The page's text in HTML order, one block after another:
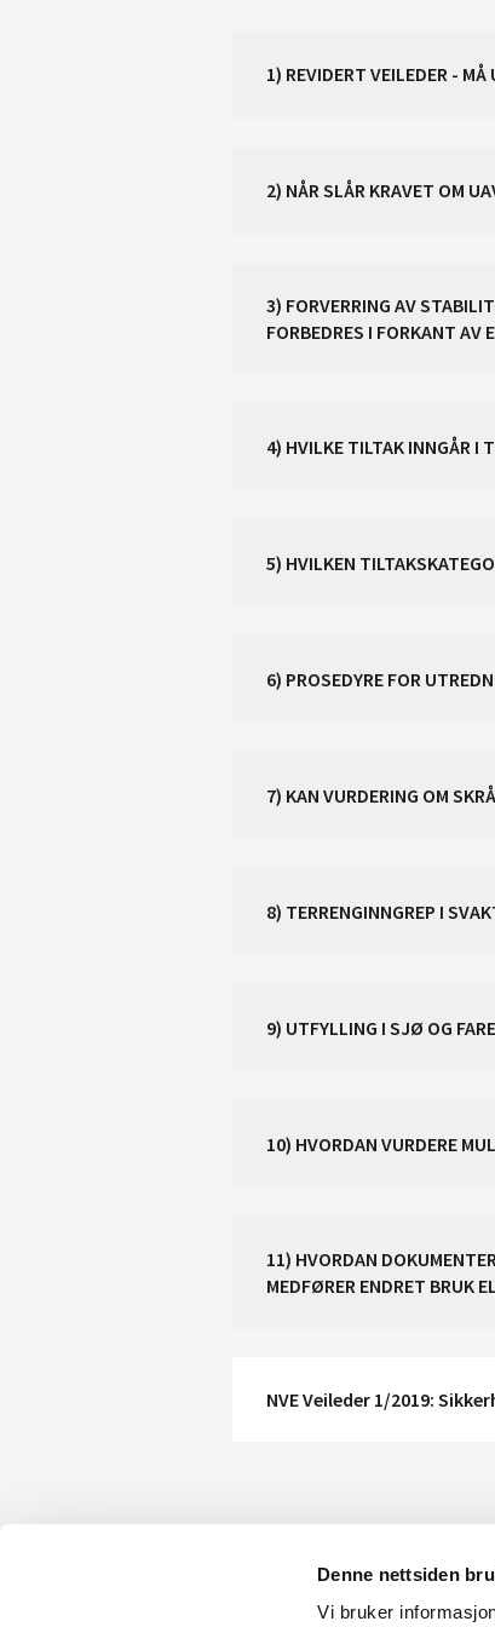
Denne nettsiden
Vi bruker
1) REVIDERT VEILEDER -
2) NÅR SLÅR KRAVET OM
3) FORVERRING AV
FORBEDRES I FORKANT AV
4) HVILKE TILTAK INNGÅR I
5) HVILKEN
6) PROSEDYRE FOR
7) KAN VURDERING OM
8) TERRENGINNGREP I
9) UTFYLLING I SJØ OG
10) HVORDAN VURDERE
11) HVORDAN
MEDFØRER ENDRET BRUK
NVE Veileder 1/2019: